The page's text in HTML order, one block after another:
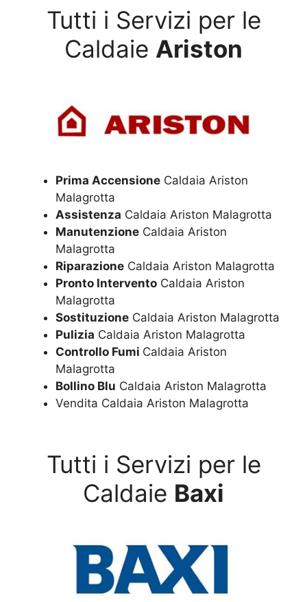
Tutti i Servizi per le
Caldaie Ariston
Prima Accensione Caldaia Ariston
Malagrotta
Assistenza Caldaia Ariston Malagrotta
Manutenzione Caldaia Ariston
Malagrotta
Riparazione Caldaia Ariston Malagrotta
Pronto Intervento Caldaia Ariston
Malagrotta
Sostituzione Caldaia Ariston Malagrotta
Pulizia Caldaia Ariston Malagrotta
Controllo Fumi Caldaia Ariston
Malagrotta
Bollino Blu Caldaia Ariston Malagrotta
Vendita Caldaia Ariston Malagrotta
Tutti i Servizi per le
Caldaie Baxi